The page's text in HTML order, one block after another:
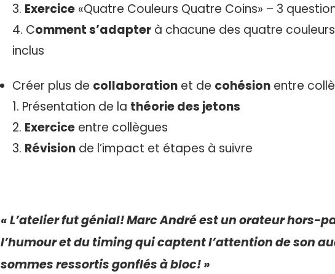
Exercice«Quatre Couleurs Quatre Coins» – 3
Comment s’adapterà chacune des quatre
inclus
Créer plus de collaborationet de cohésionentre
Présentation de la théorie des jetons
Exerciceentre collègues
Révisionde l’impact et étapes à suivre
« L’atelier fut génial! Marc André est un orateur hors-
l’humour et du timing qui captent l’attention de son
sommes ressortis gonflés à bloc! »